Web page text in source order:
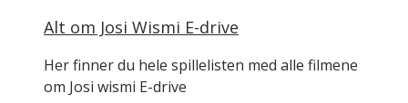
Alt om Josi Wismi E-drive
Her finner du hele spillelisten med alle filmene
om Josi wismi E-drive